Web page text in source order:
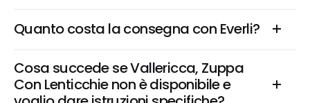
Quanto costa la consegna con Everli?
Cosa succede se Vallericca, Zuppa
Con Lenticchie non è disponibile e